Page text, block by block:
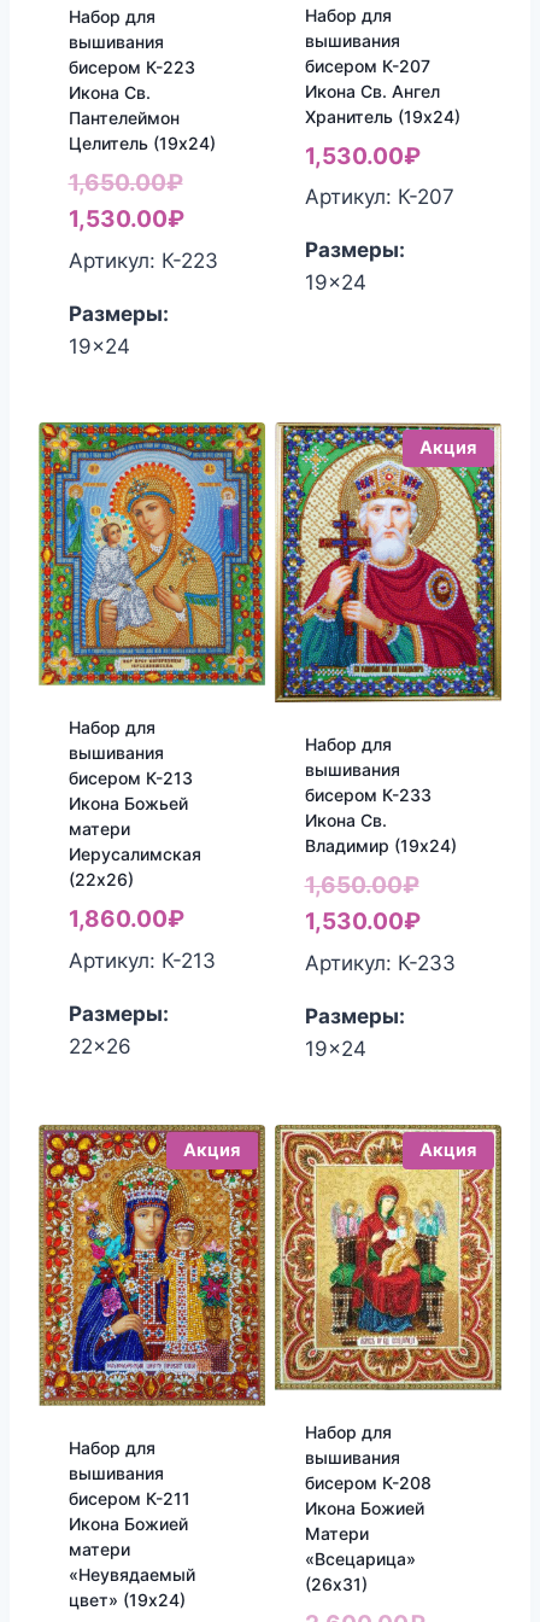
Набор для
вышивания
бисером К-223
Икона Св.
Пантелеймон
Целитель (19х24)
1,650.00₽Первоначальная
цена
составляла
1,530.00₽Текущая
цена:
Артикул: К-223
Размеры:
19x24
Набор для
вышивания
бисером К-207
Икона Св. Ангел
Хранитель (19х24)
1,530.00₽
Артикул: К-207
Размеры:
19x24
Набор для
вышивания
бисером К-213
Икона Божьей
матери
Иерусалимская
(22х26)
1,860.00₽
Артикул: К-213
Размеры:
22x26
Акция
Набор для
вышивания
бисером К-233
Икона Св.
Владимир (19х24)
1,650.00₽
цена
1,530.00₽Текущая
цена:
Артикул: К-233
Размеры:
19x24
Акция
Набор для
вышивания
бисером К-211
Икона Божией
матери
«Неувядаемый
цвет» (19х24)
Акция
Набор для
вышивания
бисером К-208
Икона Божией
Матери
«Всецарица»
(26х31)